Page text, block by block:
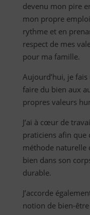
devenu mon pire
mon propre
rythme et en
respect de mes
pour ma famille.
Aujourd’hui, je
faire du bien aux
propres valeurs
J’ai à cœur de
praticiens afin que
méthode naturelle
bien dans son
durable.
J’accorde
notion de bien-